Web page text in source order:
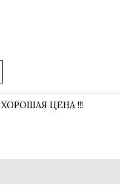
ХОРОШАЯ ЦЕНА !!!